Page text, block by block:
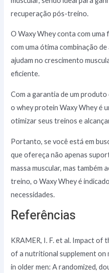
recuperação pós-treino.
O Waxy Whey conta com
com uma ótima combinação
ajudam no crescimento
eficiente.
Com a garantia de um
o whey protein Waxy Whey é
otimizar seus treinos e
Portanto, se você está em
que ofereça não apenas
massa muscular, mas também
treino, o Waxy Whey é
necessidades.
Referências
KRAMER, I. F. et al. Impact
of a nutritional supplement on
in older men: A randomized,